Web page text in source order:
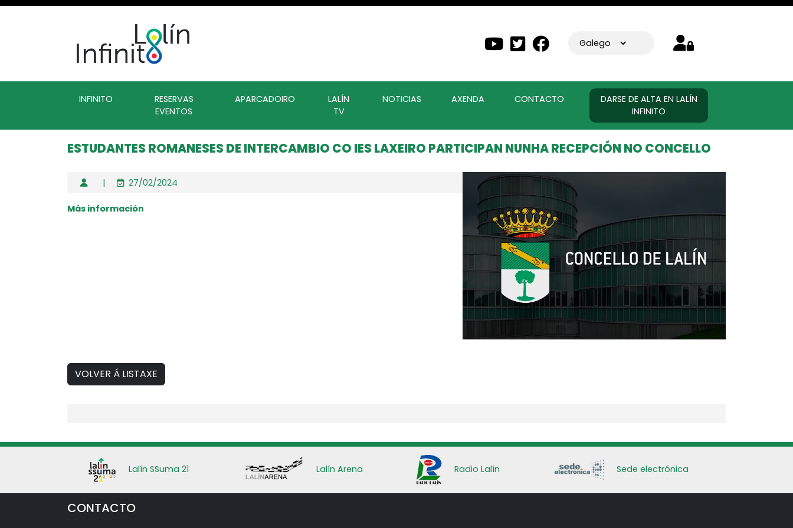
INFINITO
RESERVAS
EVENTOS
APARCADOIRO
LALÍN
TV
NOTICIAS AXENDA CONTACTO
DARSE DE ALTA EN LALÍN
INFINITO
ESTUDANTES ROMANESES DE INTERCAMBIO CO IES LAXEIRO PARTICIPAN NUNHA RECEPCIÓN NO CONCELLO
| 27/02/2024
Más información
VOLVER Á LISTAXE
Lalín SSuma 21 Lalín Arena Radio Lalín Sede electrónica
CONTACTO